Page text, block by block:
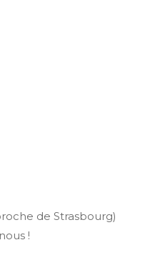
de Strasbourg)
!